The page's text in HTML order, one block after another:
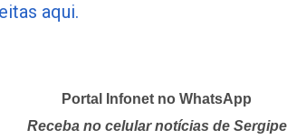
aqui.
Portal Infonet no WhatsApp
Receba no celular notícias de Sergipe